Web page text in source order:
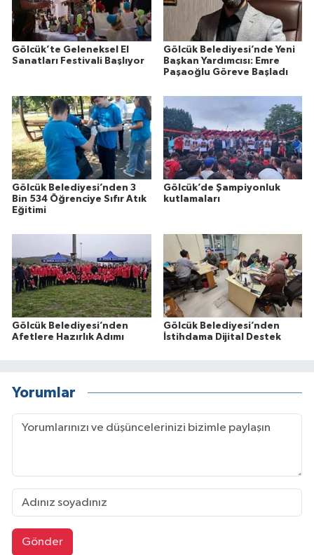
Gölcük’te Geleneksel El
Sanatları Festivali Başlıyor
Gölcük Belediyesi’nde Yeni
Başkan Yardımcısı: Emre
Paşaoğlu Göreve Başladı
Gölcük Belediyesi’nden 3
Bin 534 Öğrenciye Sıfır Atık
Eğitimi
Gölcük’de Şampiyonluk
kutlamaları
Gölcük Belediyesi’nden
Afetlere Hazırlık Adımı
Gölcük Belediyesi’nden
İstihdama Dijital Destek
Yorumlar
Gönder